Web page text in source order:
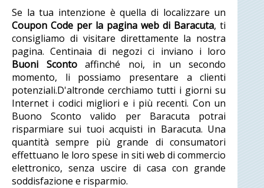
Se la tua intenzione è quella di localizzare un
Coupon Code per la pagina web di Baracuta, ti
consigliamo di visitare direttamente la nostra
pagina. Centinaia di negozi ci inviano i loro
Buoni Scontoaffinché noi, in un secondo
momento, li possiamo presentare a clienti
potenziali.D'altronde cerchiamo tutti i giorni su
Internet i codici migliori e i più recenti. Con un
Buono Sconto valido per Baracuta potrai
risparmiare sui tuoi acquisti in Baracuta. Una
quantità sempre più grande di consumatori
effettuano le loro spese in siti web di commercio
elettronico, senza uscire di casa con grande
soddisfazione e risparmio.